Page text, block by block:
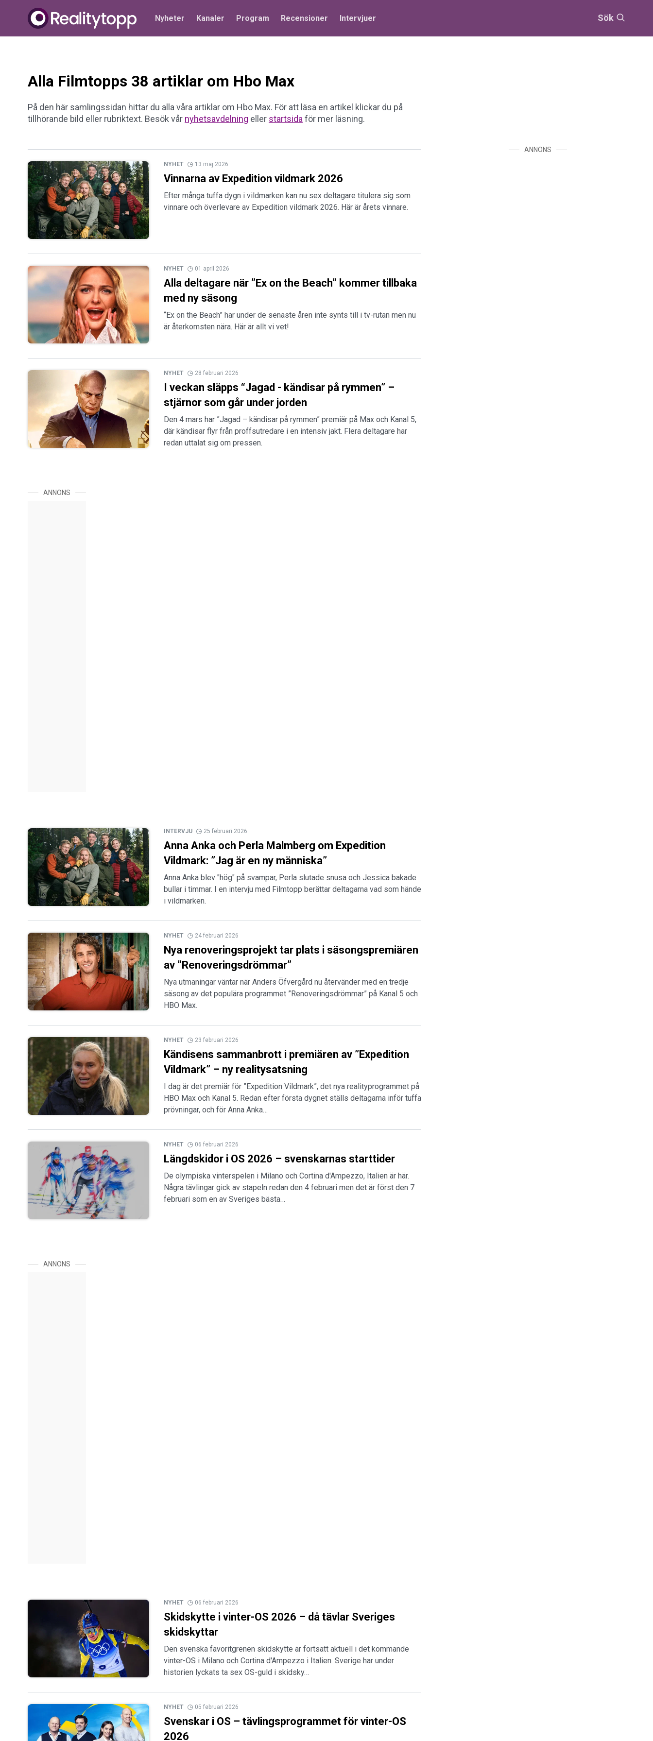
Nyheter Kanaler Program Recensioner Intervjuer Sök
Alla Filmtopps 38 artiklar om Hbo Max
På den här samlingssidan hittar du alla våra artiklar om Hbo Max. För att läsa en artikel klickar du på
tillhörande bild eller rubriktext. Besök vår nyhetsavdelning eller startsida för mer läsning.
NYHET 13 maj 2026
Vinnarna av Expedition vildmark 2026
Efter många tuffa dygn i vildmarken kan nu sex deltagare titulera sig som
vinnare och överlevare av Expedition vildmark 2026. Här är årets vinnare.
NYHET 01 april 2026
Alla deltagare när ”Ex on the Beach” kommer tillbaka
med ny säsong
“Ex on the Beach” har under de senaste åren inte synts till i tv-rutan men nu
är återkomsten nära. Här är allt vi vet!
NYHET 28 februari 2026
I veckan släpps “Jagad - kändisar på rymmen” –
stjärnor som går under jorden
Den 4 mars har ”Jagad – kändisar på rymmen” premiär på Max och Kanal 5,
där kändisar flyr från proffsutredare i en intensiv jakt. Flera deltagare har
redan uttalat sig om pressen.
ANNONS
INTERVJU 25 februari 2026
Anna Anka och Perla Malmberg om Expedition
Vildmark: ”Jag är en ny människa”
Anna Anka blev "hög" på svampar, Perla slutade snusa och Jessica bakade
bullar i timmar. I en intervju med Filmtopp berättar deltagarna vad som hände
i vildmarken.
NYHET 24 februari 2026
Nya renoveringsprojekt tar plats i säsongspremiären
av ”Renoveringsdrömmar”
Nya utmaningar väntar när Anders Öfvergård nu återvänder med en tredje
säsong av det populära programmet ”Renoveringsdrömmar” på Kanal 5 och
HBO Max.
NYHET 23 februari 2026
Kändisens sammanbrott i premiären av ”Expedition
Vildmark” – ny realitysatsning
I dag är det premiär för ”Expedition Vildmark”, det nya realityprogrammet på
HBO Max och Kanal 5. Redan efter första dygnet ställs deltagarna inför tuffa
prövningar, och för Anna Anka…
NYHET 06 februari 2026
Längdskidor i OS 2026 – svenskarnas starttider
De olympiska vinterspelen i Milano och Cortina d'Ampezzo, Italien är här.
Några tävlingar gick av stapeln redan den 4 februari men det är först den 7
februari som en av Sveriges bästa…
ANNONS
NYHET 06 februari 2026
Skidskytte i vinter-OS 2026 – då tävlar Sveriges
skidskyttar
Den svenska favoritgrenen skidskytte är fortsatt aktuell i det kommande
vinter-OS i Milano och Cortina d'Ampezzo i Italien. Sverige har under
historien lyckats ta sex OS-guld i skidsky…
NYHET 05 februari 2026
Svenskar i OS – tävlingsprogrammet för vinter-OS
2026
ANNONS